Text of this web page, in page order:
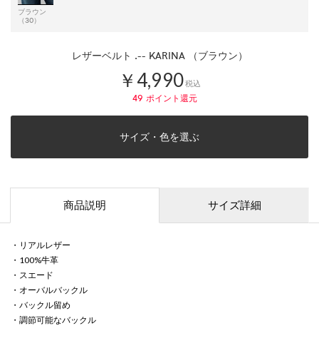
ブラウン
（30）
レザーベルト .-- KARINA （ブラウン）
￥4,990税込
49 ポイント還元
サイズ・色を選ぶ
商品説明 サイズ詳細
・リアルレザー
・100%牛革
・スエード
・オーバルバックル
・バックル留め
・調節可能なバックル